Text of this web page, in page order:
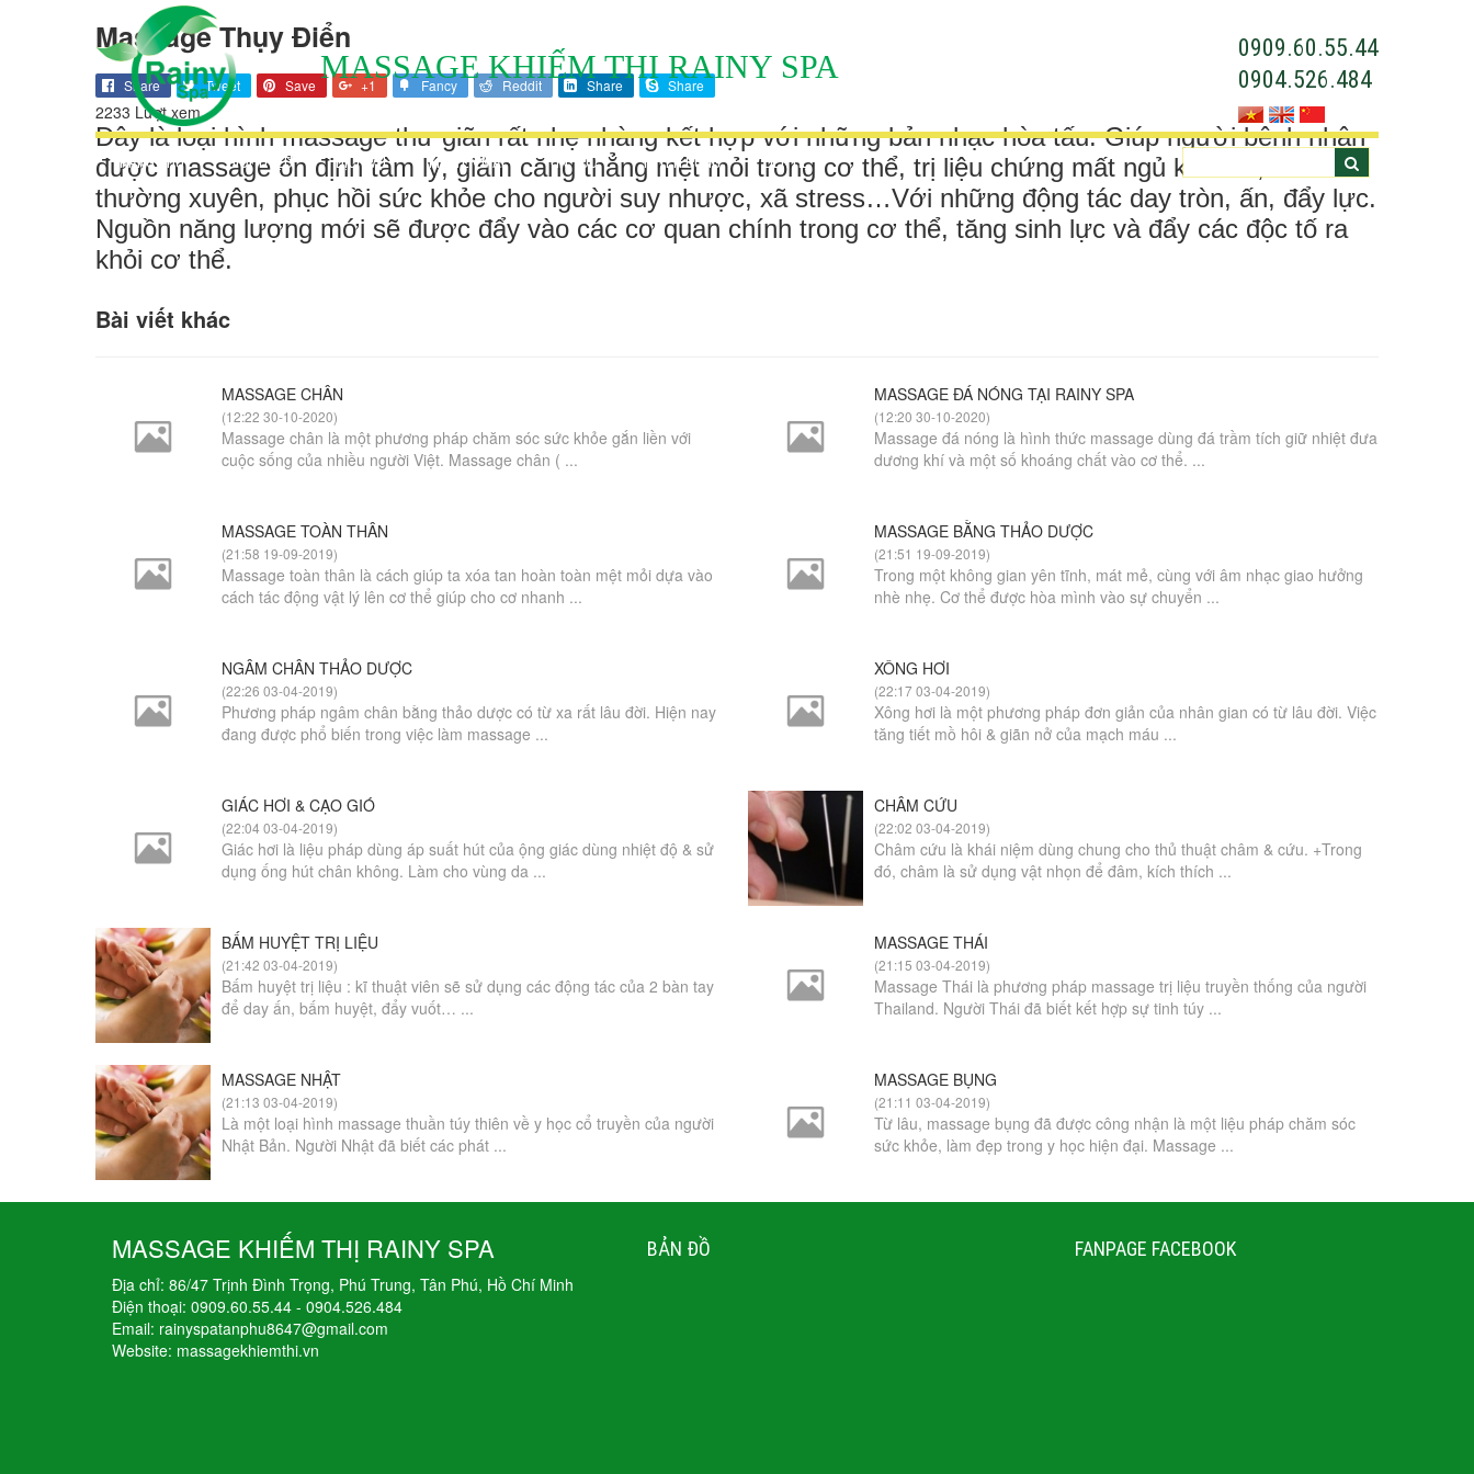
MASSAGE KHIẾM THỊ RAINY SPA
0909.60.55.44
0904.526.484
TRANG CHỦ GIỚI THIỆU DỊCH VỤ KHUYẾN MÃI TIN TỨC TUYỂN DỤNG LIÊN HỆ
Massage Thụy Điển
Share Tweet Save +1 Fancy Reddit Share Share
2233 Lượt xem
Đây là loại hình massage thư giãn rất nhẹ nhàng kết hợp với những bản nhạc hòa tấu. Giúp người bệnh nhân
được massage ổn định tâm lý, giảm căng thẳng mệt mỏi trong cơ thể, trị liệu chứng mất ngủ kéo dài, đau đầu
thường xuyên, phục hồi sức khỏe cho người suy nhược, xã stress…Với những động tác day tròn, ấn, đẩy lực.
Nguồn năng lượng mới sẽ được đẩy vào các cơ quan chính trong cơ thể, tăng sinh lực và đẩy các độc tố ra
khỏi cơ thể.
Bài viết khác
MASSAGE CHÂN
(12:22 30-10-2020)
Massage chân là một phương pháp chăm sóc sức khỏe gắn liền với
cuộc sống của nhiều người Việt. Massage chân ( ...
MASSAGE ĐÁ NÓNG TẠI RAINY SPA
(12:20 30-10-2020)
Massage đá nóng là hình thức massage dùng đá trầm tích giữ nhiệt đưa
dương khí và một số khoáng chất vào cơ thể. ...
MASSAGE TOÀN THÂN
(21:58 19-09-2019)
Massage toàn thân là cách giúp ta xóa tan hoàn toàn mệt mỏi dựa vào
cách tác động vật lý lên cơ thể giúp cho cơ nhanh ...
MASSAGE BẰNG THẢO DƯỢC
(21:51 19-09-2019)
Trong một không gian yên tĩnh, mát mẻ, cùng với âm nhạc giao hưởng
nhè nhẹ. Cơ thể được hòa mình vào sự chuyển ...
NGÂM CHÂN THẢO DƯỢC
(22:26 03-04-2019)
Phương pháp ngâm chân bằng thảo dược có từ xa rất lâu đời. Hiện nay
đang được phổ biến trong việc làm massage ...
XÔNG HƠI
(22:17 03-04-2019)
Xông hơi là một phương pháp đơn giản của nhân gian có từ lâu đời. Việc
tăng tiết mồ hôi & giãn nở của mạch máu ...
GIÁC HƠI & CẠO GIÓ
(22:04 03-04-2019)
Giác hơi là liệu pháp dùng áp suất hút của ộng giác dùng nhiệt độ & sử
dụng ống hút chân không. Làm cho vùng da ...
CHÂM CỨU
(22:02 03-04-2019)
Châm cứu là khái niệm dùng chung cho thủ thuật châm & cứu. +Trong
đó, châm là sử dụng vật nhọn để đâm, kích thích ...
BẤM HUYỆT TRỊ LIỆU
(21:42 03-04-2019)
Bấm huyệt trị liệu : kĩ thuật viên sẽ sử dụng các động tác của 2 bàn tay
để day ấn, bấm huyệt, đẩy vuốt… ...
MASSAGE THÁI
(21:15 03-04-2019)
Massage Thái là phương pháp massage trị liệu truyền thống của người
Thailand. Người Thái đã biết kết hợp sự tinh túy ...
MASSAGE NHẬT
(21:13 03-04-2019)
Là một loại hình massage thuần túy thiên về y học cổ truyền của người
Nhật Bản. Người Nhật đã biết các phát ...
MASSAGE BỤNG
(21:11 03-04-2019)
Từ lâu, massage bụng đã được công nhận là một liệu pháp chăm sóc
sức khỏe, làm đẹp trong y học hiện đại. Massage ...
MASSAGE KHIẾM THỊ RAINY SPA
Địa chỉ: 86/47 Trịnh Đình Trọng, Phú Trung, Tân Phú, Hồ Chí Minh
Điện thoại: 0909.60.55.44 - 0904.526.484
Email: rainyspatanphu8647@gmail.com
Website: massagekhiemthi.vn
BẢN ĐỒ FANPAGE FACEBOOK